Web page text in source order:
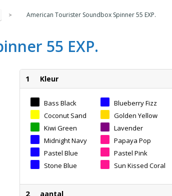
> American Tourister Soundbox Spinner 55 EXP.
55 EXP.
1 Kleur
Bass Black
Blueberry Fizz
Coconut Sand
Golden Yellow
Kiwi Green
Lavender
Midnight Navy
Papaya Pop
Pastel Blue
Pastel Pink
Stone Blue
Sun Kissed Coral
2 aantal